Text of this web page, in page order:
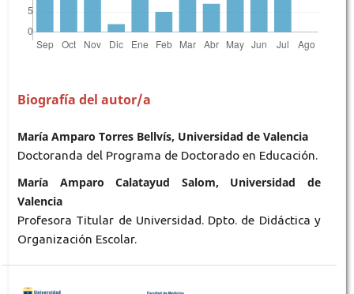
Biografía del autor/a
María Amparo Torres Bellvís, Universidad de Valencia
Doctoranda del Programa de Doctorado en Educación.
María Amparo Calatayud Salom, Universidad de
Valencia
Profesora Titular de Universidad. Dpto. de Didáctica y
Organización Escolar.